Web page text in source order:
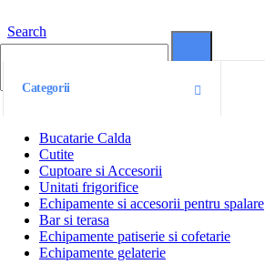
Search
Categorii
Bucatarie Calda
Cutite
Cuptoare si Accesorii
Unitati frigorifice
Echipamente si accesorii pentru spalare
Bar si terasa
Echipamente patiserie si cofetarie
Echipamente gelaterie